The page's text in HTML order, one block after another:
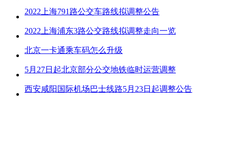
2022上海791路公交车路线拟调整公告
2022上海浦东3路公交路线拟调整走向一览
北京一卡通乘车码怎么升级
5月27日起北京部分公交地铁临时运营调整
西安咸阳国际机场巴士线路5月23日起调整公告